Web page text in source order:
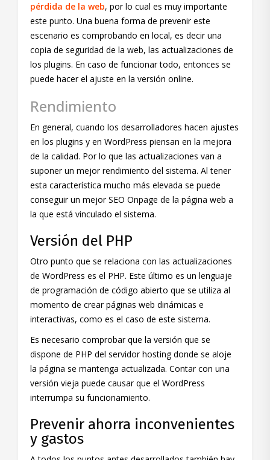
pérdida de la web, por lo cual es muy importante
este punto. Una buena forma de prevenir este
escenario es comprobando en local, es decir una
copia de seguridad de la web, las actualizaciones de
los plugins. En caso de funcionar todo, entonces se
puede hacer el ajuste en la versión online.
Rendimiento
En general, cuando los desarrolladores hacen ajustes
en los plugins y en WordPress piensan en la mejora
de la calidad. Por lo que las actualizaciones van a
suponer un mejor rendimiento del sistema. Al tener
esta característica mucho más elevada se puede
conseguir un mejor SEO Onpage de la página web a
la que está vinculado el sistema.
Versión del PHP
Otro punto que se relaciona con las actualizaciones
de WordPress es el PHP. Este último es un lenguaje
de programación de código abierto que se utiliza al
momento de crear páginas web dinámicas e
interactivas, como es el caso de este sistema.
Es necesario comprobar que la versión que se
dispone de PHP del servidor hosting donde se aloje
la página se mantenga actualizada. Contar con una
versión vieja puede causar que el WordPress
interrumpa su funcionamiento.
Prevenir ahorra inconvenientes
y gastos